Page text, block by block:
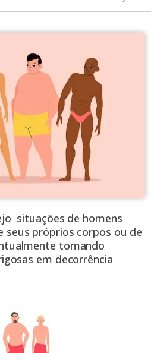
situações de homens
seus próprios corpos ou de
tomando
em decorrência